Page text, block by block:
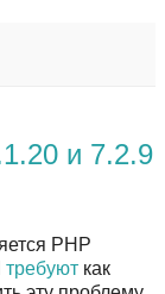
и 7.2.9
PHP
требуют как